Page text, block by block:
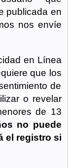
publicada en
nos envíe
en Línea
que los
de
o revelar
de 13
no puede
el registro si